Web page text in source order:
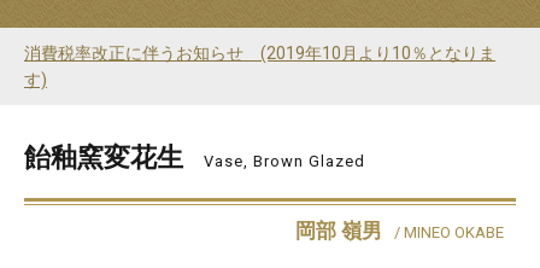
消費税率改正に伴うお知らせ (2019年10月より10％となりま
す)
飴釉窯変花生 Vase, Brown Glazed
岡部 嶺男 / MINEO OKABE